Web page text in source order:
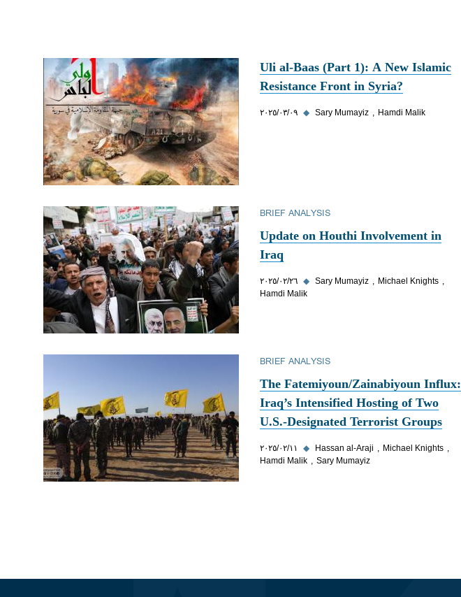
Uli al-Baas (Part 1): A New Islamic
Resistance Front in Syria?
٠٩‏/٠٣‏/٢٠٢٥ ◆ Sary Mumayiz Hamdi Malik
BRIEF ANALYSIS
Update on Houthi Involvement in
Iraq
٢٦‏/٠٢‏/٢٠٢٥ ◆ Sary Mumayiz
Michael Knights
Hamdi Malik
BRIEF ANALYSIS
The Fatemiyoun/Zainabiyoun Influx:
Iraq’s Intensified Hosting of Two
U.S.-Designated Terrorist Groups
١١‏/٠٢‏/٢٠٢٥ ◆ Hassan al-Araji
Michael Knights
Hamdi Malik
Sary Mumayiz